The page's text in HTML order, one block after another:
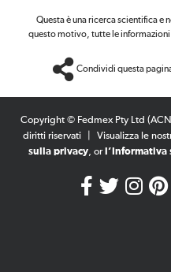
Questa è una ricerca scientifica e
questo motivo, tutte le
Condividi questa
Copyright © Fedmex Pty Ltd
diritti riservati
Visualizza le
sulla privacy, or l’Informativa